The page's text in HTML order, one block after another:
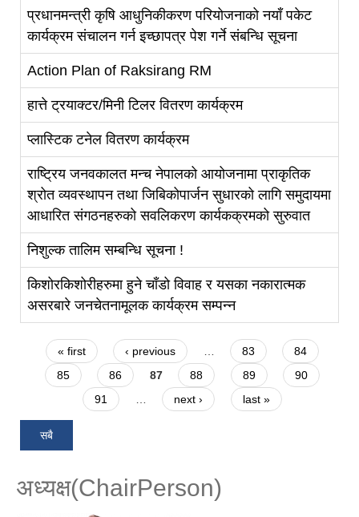
प्रधानमन्त्री कृषि आधुनिकीकरण परियोजनाको नयाँ पकेट
कार्यक्रम संचालन गर्न इच्छापत्र पेश गर्ने संबन्धि सूचना
Action Plan of Raksirang RM
हात्ते ट्रयाक्टर/मिनी टिलर वितरण कार्यक्रम
प्लास्टिक टनेल वितरण कार्यक्रम
राष्ट्रिय जनवकालत मन्च नेपालको आयोजनामा प्राकृतिक
श्रोत व्यवस्थापन तथा जिबिकोपार्जन सुधारको लागि समुदायमा
आधारित संगठनहरुको सवलिकरण कार्यकक्रमको सुरुवात
निशुल्क तालिम सम्बन्धि सूचना !
किशोरकिशोरीहरुमा हुने चाँडो विवाह र यसका नकारात्मक
असरबारे जनचेतनामूलक कार्यक्रम सम्पन्न
Pages
« first ‹ previous … 83
84
85
86 87 88 89
90
91
… next › last »
सबै
अध्यक्ष(ChairPerson)